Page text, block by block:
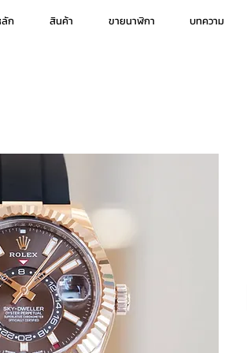
ก สินค้า ขายนาฬิกา บทความ